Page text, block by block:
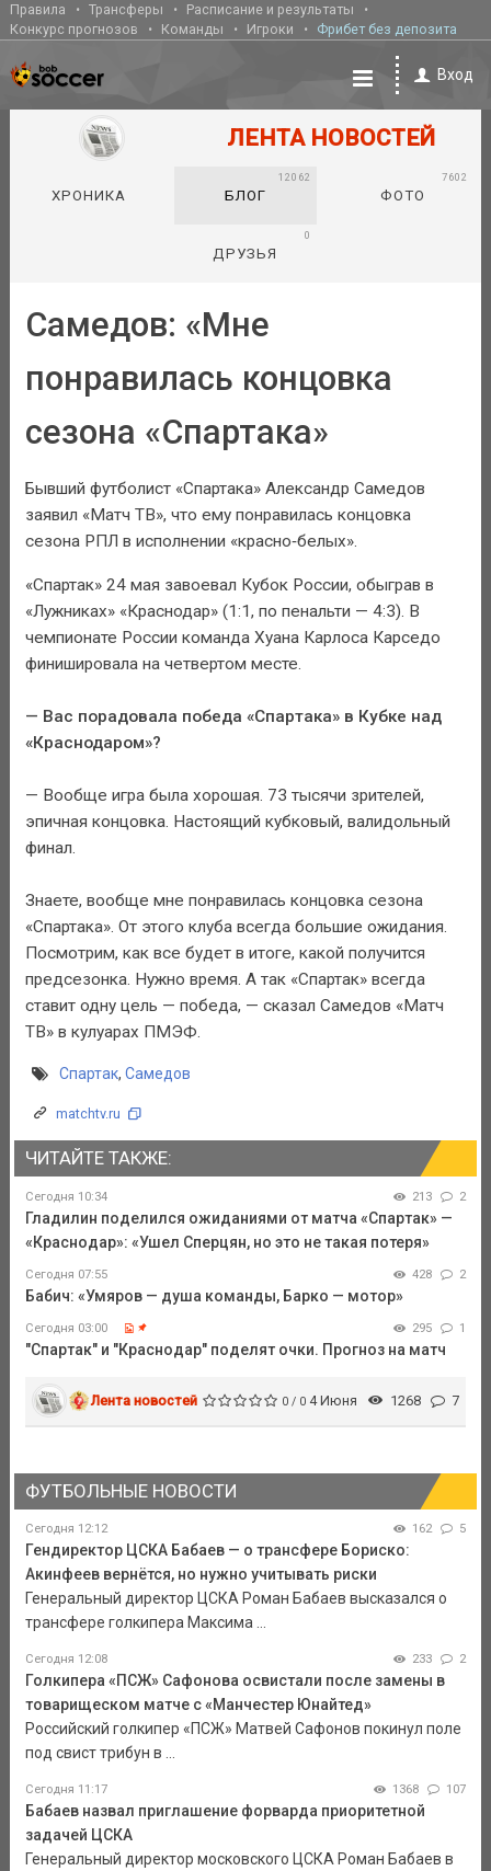
Правила Трансферы
Расписание и результаты
Конкурс прогнозов
Команды Игроки Фрибет без депозита
Вход
ЛЕНТА НОВОСТЕЙ
ХРОНИКА БЛОГ
12062
ФОТО
7602
ДРУЗЬЯ
0
Самедов: «Мне
понравилась концовка
сезона «Спартака»
Бывший футболист «Спартака» Александр Самедов
заявил «Матч ТВ», что ему понравилась концовка
сезона РПЛ в исполнении «красно‑белых».
«Спартак» 24 мая завоевал Кубок России, обыграв в
«Лужниках» «Краснодар» (1:1, по пенальти — 4:3). В
чемпионате России команда Хуана Карлоса Карседо
финишировала на четвертом месте.
— Вас порадовала победа «Спартака» в Кубке над
«Краснодаром»?
— Вообще игра была хорошая. 73 тысячи зрителей,
эпичная концовка. Настоящий кубковый, валидольный
финал.
Знаете, вообще мне понравилась концовка сезона
«Спартака». От этого клуба всегда большие ожидания.
Посмотрим, как все будет в итоге, какой получится
предсезонка. Нужно время. А так «Спартак» всегда
ставит одну цель — победа, — сказал Самедов «Матч
ТВ» в кулуарах ПМЭФ.
Спартак, Самедов
matchtv.ru
ЧИТАЙТЕ ТАКЖЕ:
Сегодня 10:34 213 2
Гладилин поделился ожиданиями от матча «Спартак» —
«Краснодар»: «Ушел Сперцян, но это не такая потеря»
Сегодня 07:55 428 2
Бабич: «Умяров — душа команды, Барко — мотор»
Сегодня 03:00 295 1
"Спартак" и "Краснодар" поделят очки. Прогноз на матч
Лента новостей 0 / 0 4 Июня 1268 7
ФУТБОЛЬНЫЕ НОВОСТИ
Сегодня 12:12 162 5
Гендиректор ЦСКА Бабаев — о трансфере Бориско:
Акинфеев вернётся, но нужно учитывать риски
Генеральный директор ЦСКА Роман Бабаев высказался о
трансфере голкипера Максима ...
Сегодня 12:08 233 2
Голкипера «ПСЖ» Сафонова освистали после замены в
товарищеском матче с «Манчестер Юнайтед»
Российский голкипер «ПСЖ» Матвей Сафонов покинул поле
под свист трибун в ...
Сегодня 11:17 1368 107
Бабаев назвал приглашение форварда приоритетной
задачей ЦСКА
Генеральный директор московского ЦСКА Роман Бабаев в